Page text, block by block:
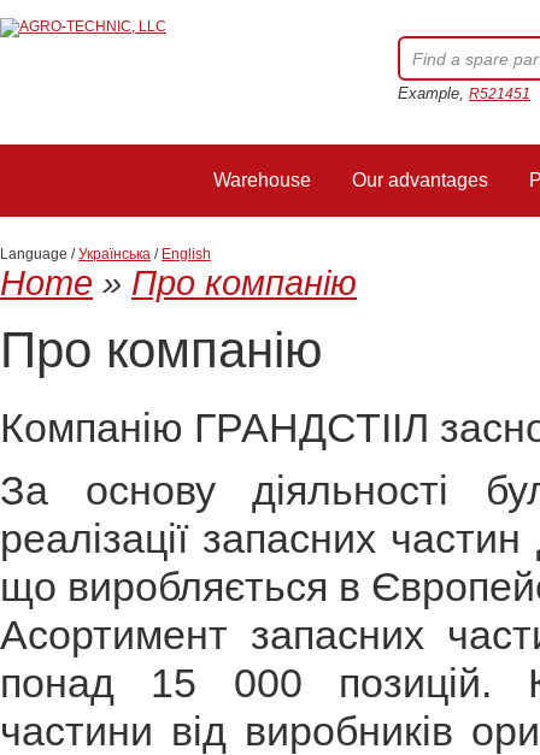
Example, R521451
Warehouse Our advantages
Language /Українська / English
Home » Про компанію
Про компанію
Компанію ГРАНДСТІІЛ
За основу діяльності
реалізації запасних
що виробляється в
Асортимент запасних
понад 15 000 позицій.
частини від виробників